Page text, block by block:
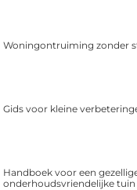
Woningontruiming zonder
Gids voor kleine
Handboek voor een
onderhoudsvriendelijke tuin